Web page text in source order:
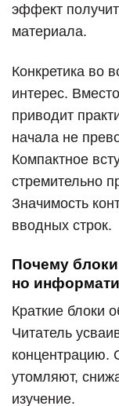
эффект
материала.
Конкретика во
интерес.
приводит
начала не
Компактное
стремительно
Значимость
вводных строк.
Почему
но
Краткие блоки
Читатель
концентрацию.
утомляют,
изучение.